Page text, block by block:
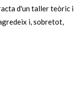
d'un taller teòric i
i, sobretot,